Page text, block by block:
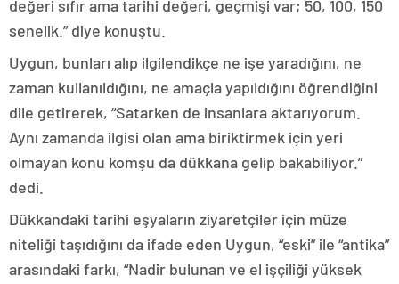
değeri sıfır ama tarihi değeri, geçmişi var; 50, 100, 150
senelik.” diye konuştu.
Uygun, bunları alıp ilgilendikçe ne işe yaradığını, ne
zaman kullanıldığını, ne amaçla yapıldığını öğrendiğini
dile getirerek, “Satarken de insanlara aktarıyorum.
Aynı zamanda ilgisi olan ama biriktirmek için yeri
olmayan konu komşu da dükkana gelip bakabiliyor.”
dedi.
Dükkandaki tarihi eşyaların ziyaretçiler için müze
niteliği taşıdığını da ifade eden Uygun, “eski” ile “antika”
arasındaki farkı, “Nadir bulunan ve el işçiliği yüksek